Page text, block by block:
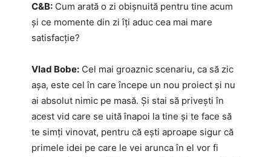
C&B: Cum arată o zi obișnuită pentru tine acum
și ce momente din zi îți aduc cea mai mare
satisfacție?
Vlad Bobe: Cel mai groaznic scenariu, ca să zic
așa, este cel în care începe un nou proiect și nu
ai absolut nimic pe masă. Și stai să privești în
acest vid care se uită înapoi la tine și te face să
te simți vinovat, pentru că ești aproape sigur că
primele idei pe care le vei arunca în el vor fi